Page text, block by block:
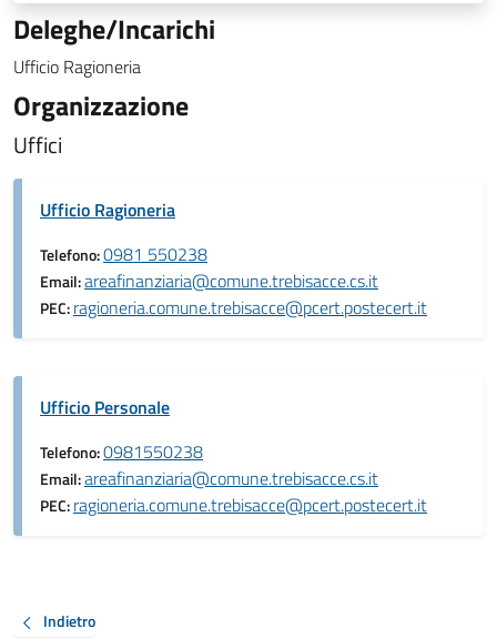
Deleghe/Incarichi
Ufficio Ragioneria
Organizzazione
Uffici
Ufficio Ragioneria
Telefono:0981 550238
Email:areafinanziaria@comune.trebisacce.cs.it
PEC:ragioneria.comune.trebisacce@pcert.postecert.it
Ufficio Personale
Telefono:0981550238
Email:areafinanziaria@comune.trebisacce.cs.it
PEC:ragioneria.comune.trebisacce@pcert.postecert.it
Indietro